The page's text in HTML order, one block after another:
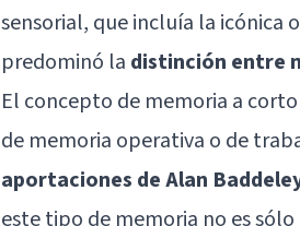
sensorial, que incluía la icónica
predominó la distinción entre
El concepto de memoria a
de memoria operativa o de
aportaciones de Alan
este tipo de memoria no es